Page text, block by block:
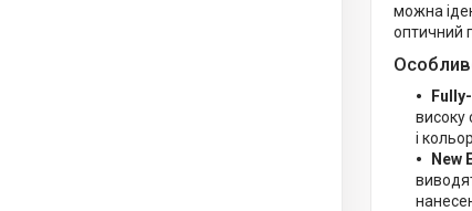
можна
оптичний
високу
і
New